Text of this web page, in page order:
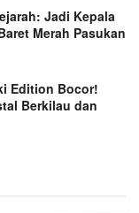
Jadi Kepala
Merah Pasukan
Edition Bocor!
Berkilau dan